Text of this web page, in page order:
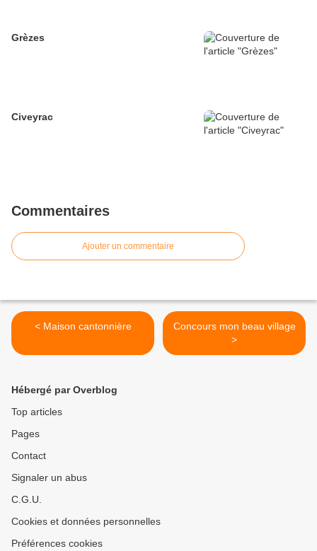
Grèzes
Civeyrac
Commentaires
Ajouter un commentaire
< Maison cantonnière
Concours mon beau village
>
Hébergé par Overblog
Top articles
Pages
Contact
Signaler un abus
C.G.U.
Cookies et données personnelles
Préférences cookies